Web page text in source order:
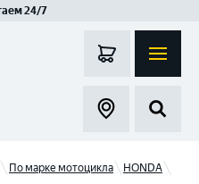
24/7
По марке мотоцикла
HONDA